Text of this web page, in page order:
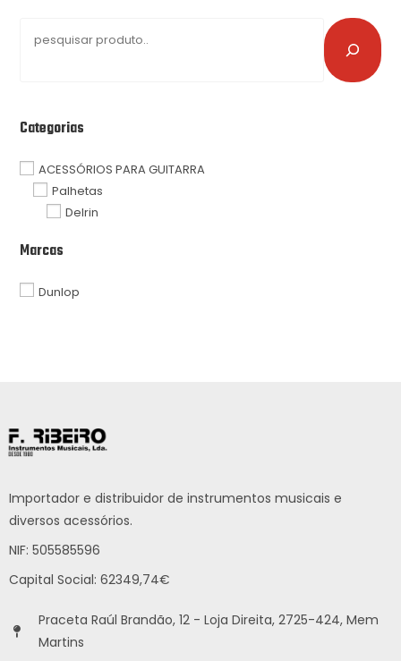
Categorias
ACESSÓRIOS PARA GUITARRA
Palhetas
Delrin
Marcas
Dunlop
Importador e distribuidor de instrumentos musicais e
diversos acessórios.
NIF: 505585596
Capital Social: 62349,74€
Praceta Raúl Brandão, 12 - Loja Direita, 2725-424, Mem
Martins